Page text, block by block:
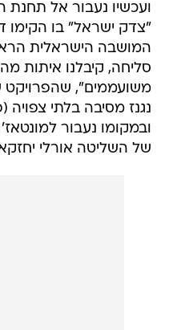
ועכשיו נעבור אל תחנת
"צדק ישראל" בו הקימו
המושבה הישראלית
סליחה, קיבלנו איתות
משועממים", שהפרויקט
נגנז מסיבה בלתי
ובמקומו נעבור
של השליטה אורלי